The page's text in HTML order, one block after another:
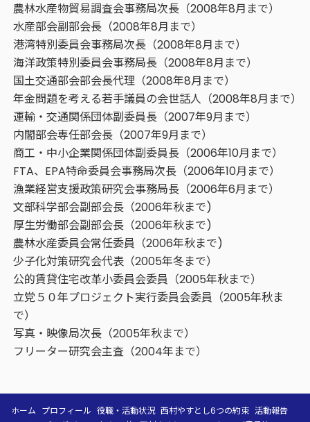
農林水産物貿易調査会事務局次長（2008年8月まで）
水産部会副部会長（2008年8月まで）
港湾特別委員会事務局次長（2008年8月まで）
海洋政策特別委員会事務局長（2008年8月まで）
国土交通部会部会長代理（2008年8月まで）
年金問題を考える若手議員の会世話人（2008年8月まで）
運輸・交通関係団体副委員長（2007年9月まで）
内閣部会専任部会長（2007年9月まで）
商工・中小企業関係団体副委員長（2006年10月まで）
FTA、EPA特命委員会事務局次長（2006年10月まで）
漁業経営支援政策研究会事務局長（2006年6月まで）
文部科学部会副部会長（2006年秋まで)
厚生労働部会副部会長（2006年秋まで)
農林水産委員会常任委員（2006年秋まで)
少子化対策研究会代表（2005年冬まで）
公的賃貸住宅改革小委員会委員（2005年秋まで）
立党５０年プロジェクト実行委員会委員（2005年秋ま
で）
写真・映像局次長（2005年秋まで）
フリーター研究会主査（2004年まで）
ホーム プロフィール 役職・活動状況 西村やすとし6つの約束 活動報告